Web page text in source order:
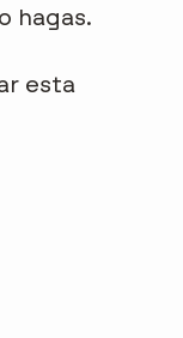
hagas.
esta